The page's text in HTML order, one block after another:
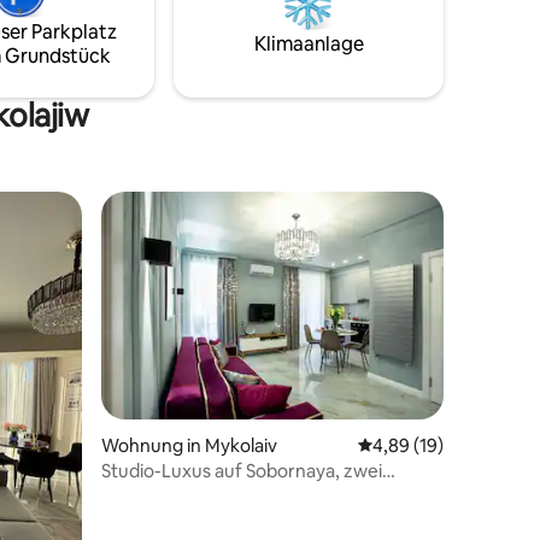
für
Erdgeschoss ein Küchenstudio mit
einem Klappsofa und einem riesigen
Badezimmer; im zweiten Stock ein
großen Fenster.
Parkplatz
Grundstück
Klimaanlage
BewertungenWohnung in Mykolaiv Durchschnittliche
4,89 (19)
Studio-Luxus auf Sobornaya, zwei